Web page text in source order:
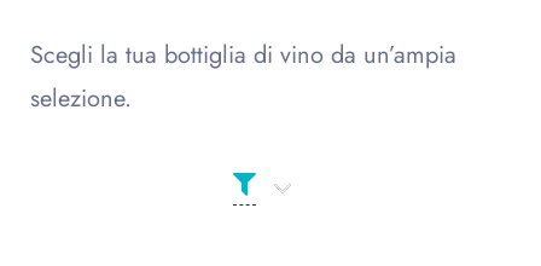
Scegli la tua bottiglia di vino da un’ampia
selezione.